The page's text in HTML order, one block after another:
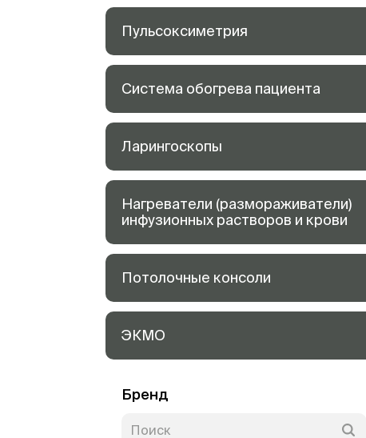
Пульсоксиметрия
Система обогрева пациента
Ларингоскопы
Нагреватели (размораживатели)
инфузионных растворов и крови
Потолочные консоли
ЭКМО
Бренд